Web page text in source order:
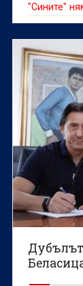
"Сините"